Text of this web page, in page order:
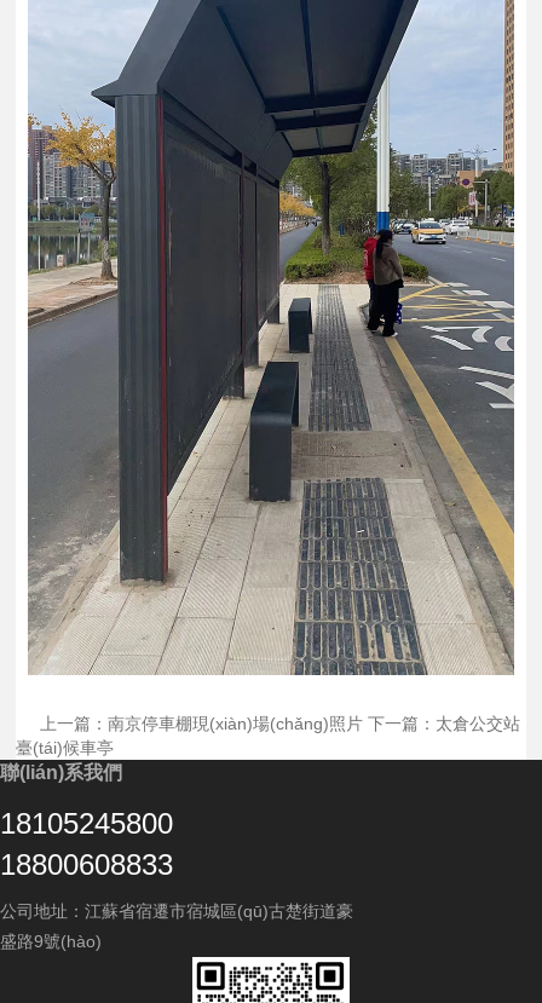
上一篇：南京停車棚現(xiàn)場(chǎng)照片下一篇：太倉公交站
臺(tái)候車亭
聯(lián)系我們
18105245800
18800608833
公司地址：江蘇省宿遷市宿城區(qū)古楚街道豪
盛路9號(hào)